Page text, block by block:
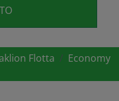
Flotta
Economy